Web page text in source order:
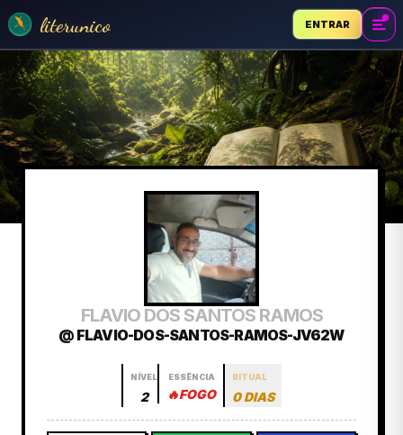
literunico ENTRAR
FLAVIO DOS SANTOS RAMOS
@ FLAVIO-DOS-SANTOS-RAMOS-JV62W
NÍVEL
2
ESSÊNCIA
🔥FOGO
RITUAL
0 DIAS